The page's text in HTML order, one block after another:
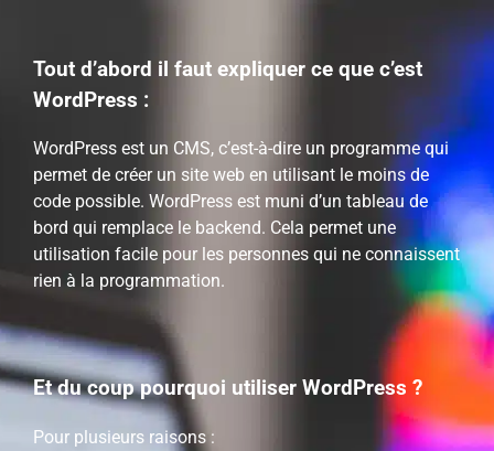
Tout d’abord il faut expliquer ce que c’est
WordPress :
WordPress est un CMS, c’est-à-dire un programme qui
permet de créer un site web en utilisant le moins de
code possible. WordPress est muni d’un tableau de
bord qui remplace le backend. Cela permet une
utilisation facile pour les personnes qui ne connaissent
rien à la programmation.
Et du coup pourquoi utiliser WordPress ?
Pour plusieurs raisons :